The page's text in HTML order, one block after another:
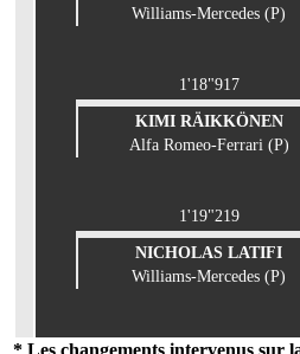
Williams-Mercedes (P)
1'18"917
KIMI RÄIKKÖNEN
Alfa Romeo-Ferrari (P)
1'19"219
NICHOLAS LATIFI
Williams-Mercedes (P)
* Les changements intervenus sur